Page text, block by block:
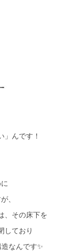
んです！
、
、その床下を
しており
なんです✨